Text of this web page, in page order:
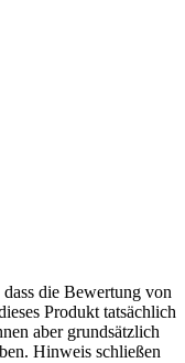
die Bewertung von
Produkt tatsächlich
aber grundsätzlich
Hinweis schließen